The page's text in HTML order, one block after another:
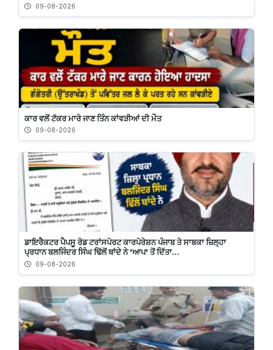
09-08-2026
ਕਾਰ ਵਲੋਂ ਟੱਕਰ ਮਾਰੇ ਜਾਣ ਤਿੰਨ ਕਾਂਵੜੀਆਂ ਦੀ ਮੌਤ
09-08-2026
ਡਾਇਰੈਕਟਰ ਪੈਪਸੂ ਰੋਡ ਟਰਾਂਸਪੋਰਟ ਕਾਰਪੋਰੇਸ਼ਨ ਪੰਜਾਬ ਤੇ ਸਾਬਕਾ ਜ਼ਿਲ੍ਹਾ
ਪ੍ਰਧਾਨ ਬਲਜਿੰਦਰ ਸਿੰਘ ਢਿੱਲੋਂ ਥਾਂਦੇ ਨੇ 'ਆਪ' ਤੋਂ ਦਿੱਤਾ...
09-08-2026